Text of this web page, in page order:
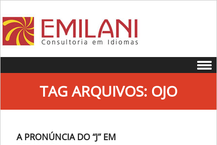
TAG ARQUIVOS: OJO
A PRONÚNCIA DO “J” EM